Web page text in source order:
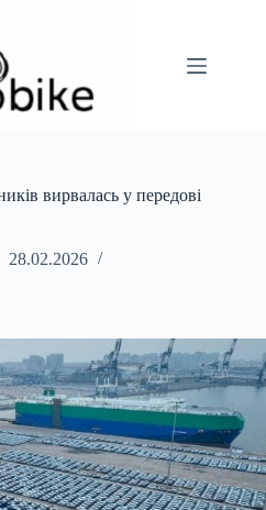
вирвалась у передові
28.02.2026